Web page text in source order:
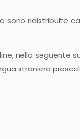
ridistribuite
nella seguente
straniera